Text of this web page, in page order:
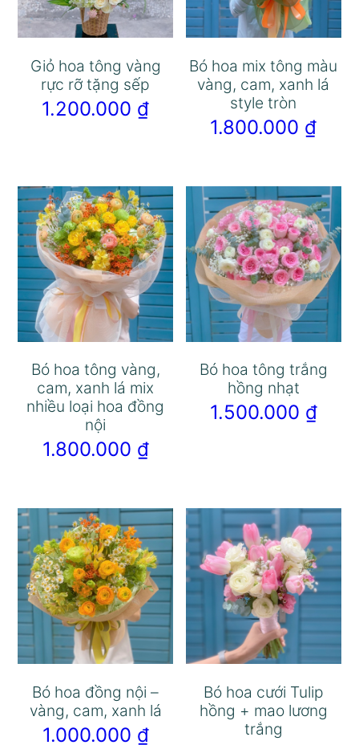
Giỏ hoa tông vàng
rực rỡ tặng sếp
1.200.000 ₫
Bó hoa mix tông màu
vàng, cam, xanh lá
style tròn
1.800.000 ₫
Bó hoa tông vàng,
cam, xanh lá mix
nhiều loại hoa đồng
nội
1.800.000 ₫
Bó hoa tông trắng
hồng nhạt
1.500.000 ₫
Bó hoa đồng nội –
vàng, cam, xanh lá
1.000.000 ₫
Bó hoa cưới Tulip
hồng + mao lương
trắng